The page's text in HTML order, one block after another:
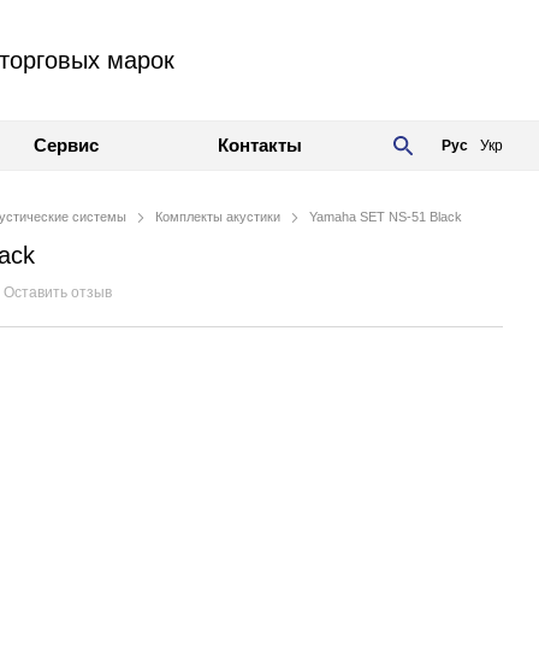
марок
Сервис Контакты Рус Укр
системы Комплекты акустики Yamaha SET NS-51 Black
Оставить отзыв